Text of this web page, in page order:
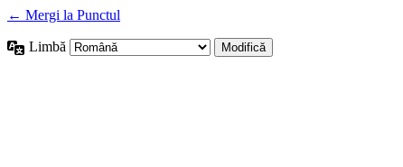
← Mergi la Punctul
Limbă